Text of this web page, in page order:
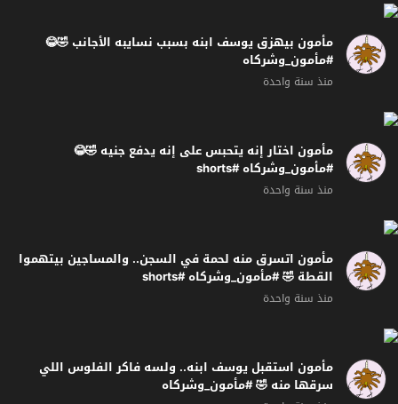
مأمون بيهزق يوسف ابنه بسبب نسايبه الأجانب 🤣😂
#مأمون_وشركاه
منذ سنة واحدة
مأمون اختار إنه يتحبس على إنه يدفع جنيه 🤣😂
#مأمون_وشركاه #shorts
منذ سنة واحدة
مأمون اتسرق منه لحمة في السجن.. والمساجين بيتهموا
القطة 🤣 #مأمون_وشركاه #shorts
منذ سنة واحدة
مأمون استقبل يوسف ابنه.. ولسه فاكر الفلوس اللي
سرقها منه 🤣 #مأمون_وشركاه